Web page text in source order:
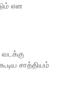
என
சாத்தியம்